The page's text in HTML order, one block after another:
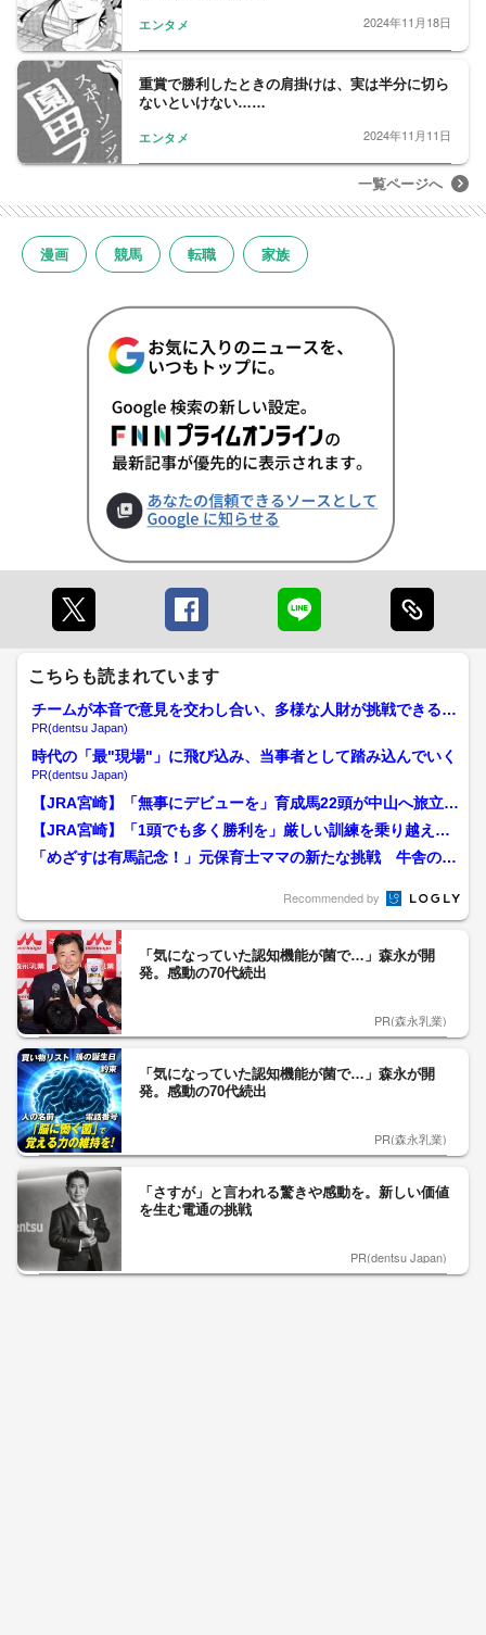
エンタメ 2024年11月18日
重賞で勝利したときの肩掛けは、実は半分に切ら
ないといけない……
エンタメ 2024年11月11日
一覧ページへ
漫画 競馬 転職 家族
こちらも読まれています
チームが本音で意見を交わし合い、多様な人財が挑戦できる組
織へ
PR(dentsu Japan)
時代の「最"現場"」に飛び込み、当事者として踏み込んでいく
PR(dentsu Japan)
【JRA宮崎】「無事にデビューを」育成馬22頭が中山へ旅立
ち 約7カ月の訓練を経...
【JRA宮崎】「1頭でも多く勝利を」厳しい訓練を乗り越えた2
2頭の若駒たち JR...
「めざすは有馬記念！」元保育士ママの新たな挑戦 牛舎の隣
Recommended by
「気になっていた認知機能が菌で…」森永が開
発。感動の70代続出
PR(森永乳業)
「気になっていた認知機能が菌で…」森永が開
発。感動の70代続出
PR(森永乳業)
「さすが」と言われる驚きや感動を。新しい価値
を生む電通の挑戦
PR(dentsu Japan)